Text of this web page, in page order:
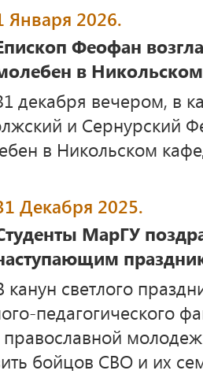
Января 2026.
Феофан
в
декабря вечером, в
и Сернурский
в Никольском
Декабря 2025.
МарГУ
канун светлого
педагогического
православной
бойцов СВО и их